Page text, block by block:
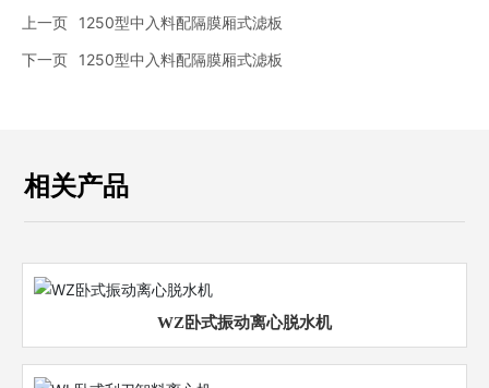
上一页
1250型中入料配隔膜厢式滤板
下一页
1250型中入料配隔膜厢式滤板
相关产品
WZ卧式振动离心脱水机